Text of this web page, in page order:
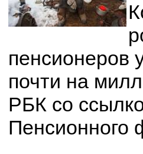
пенсионеров
почти на
РБК со